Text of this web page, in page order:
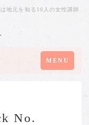
地元を知る10人の女性講師
Toggle
navigation
MENU
No.